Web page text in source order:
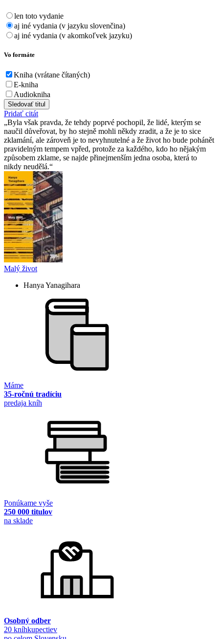
len toto vydanie
aj iné vydania (v jazyku slovenčina)
aj iné vydania (v akomkoľvek jazyku)
Vo formáte
Kniha (vrátane čítaných)
E-kniha
Audiokniha
Sledovať titul
Pridať citát
Byla však pravda, že tehdy poprvé pochopil, že lidé, kterým se
naučil důveřovat, by ho stejně mohli někdy zradit, a že je to sice
zklamání, ale zároveň je to nevyhnutelné a že život ho bude pohánět
pravidelným tempem vpřed, protože za každého, kdo ho nějakým
způsobem zklame, se najde přinejmenším jedna osoba, která to
nikdy neudělá.
Malý život
Hanya Yanagihara
Máme
35-ročnú tradíciu
predaja kníh
Ponúkame vyše
250 000 titulov
na sklade
Osobný odber
20 kníhkupectiev